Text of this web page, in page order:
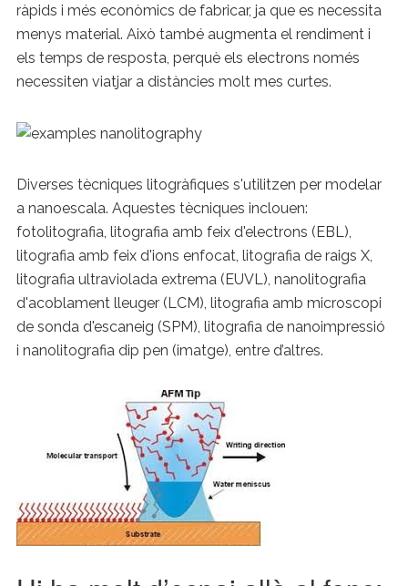
ràpids i més econòmics de fabricar, ja que es necessita
menys material. Això també augmenta el rendiment i
els temps de resposta, perquè els electrons només
necessiten viatjar a distàncies molt mes curtes.
Diverses tècniques litogràfiques s'utilitzen per modelar
a nanoescala. Aquestes tècniques inclouen:
fotolitografia, litografia amb feix d'electrons (EBL),
litografia amb feix d'ions enfocat, litografia de raigs X,
litografia ultraviolada extrema (EUVL), nanolitografia
d'acoblament lleuger (LCM), litografia amb microscopi
de sonda d'escaneig (SPM), litografia de nanoimpressió
i nanolitografia dip pen (imatge), entre d’altres.